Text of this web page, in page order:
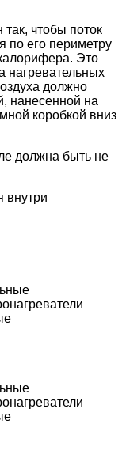
чтобы поток
по его периметру
Это
нагревательных
должно
нанесенной на
коробкой вниз
должна быть не
внутри